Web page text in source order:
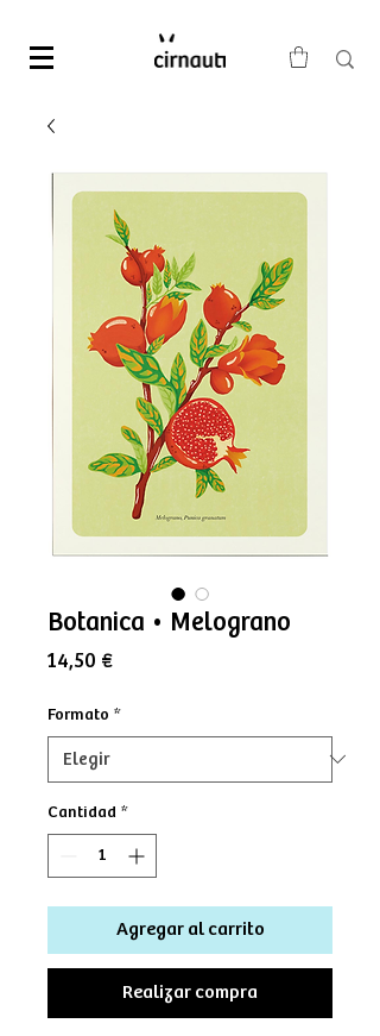
Botanica • Melograno
14,50 €Precio
Formato *
Cantidad *
Agregar al carrito
Realizar compra